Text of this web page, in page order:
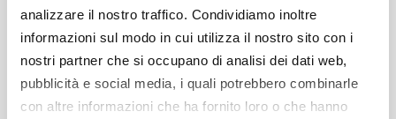
analizzare il nostro traffico. Condividiamo inoltre
informazioni sul modo in cui utilizza il nostro sito con i
nostri partner che si occupano di analisi dei dati web,
pubblicità e social media, i quali potrebbero combinarle
con altre informazioni che ha fornito loro o che hanno
I DATI DI QUESTA PARTITA
NON SONO ANCORA
DISPONIBILI.